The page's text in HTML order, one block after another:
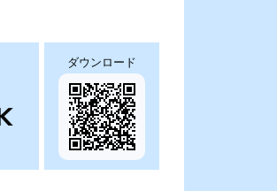
ダウンロード